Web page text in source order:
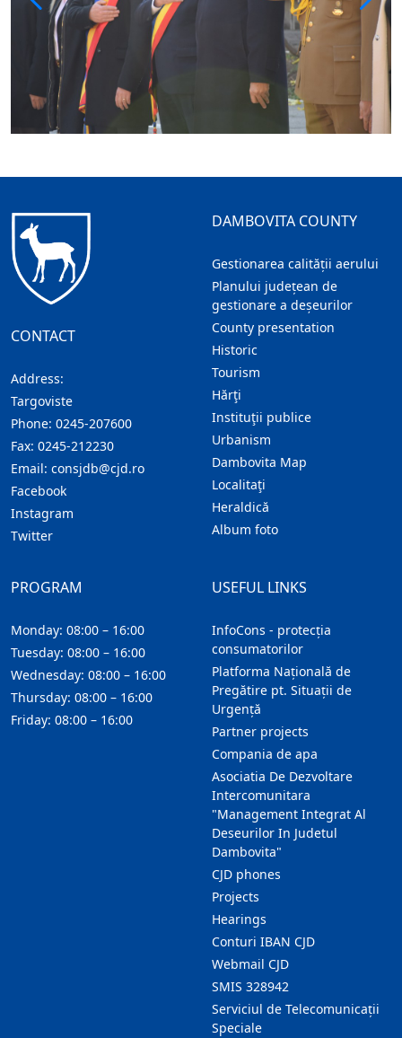
CONTACT
Address:
Targoviste
Phone: 0245-207600
Fax: 0245-212230
Email: consjdb@cjd.ro
Facebook
Instagram
Twitter
DAMBOVITA COUNTY
Gestionarea calității aerului
Planului județean de
gestionare a deșeurilor
County presentation
Historic
Tourism
Hărţi
Instituţii publice
Urbanism
Dambovita Map
Localitaţi
Heraldică
Album foto
USEFUL LINKS
InfoCons - protecția
consumatorilor
Platforma Națională de
Pregătire pt. Situații de
Urgență
Partner projects
Compania de apa
Asociatia De Dezvoltare
Intercomunitara
"Management Integrat Al
Deseurilor In Judetul
Dambovita"
CJD phones
Projects
Hearings
Conturi IBAN CJD
Webmail CJD
SMIS 328942
Serviciul de Telecomunicații
Speciale
PROGRAM
Monday: 08:00 – 16:00
Tuesday: 08:00 – 16:00
Wednesday: 08:00 – 16:00
Thursday: 08:00 – 16:00
Friday: 08:00 – 16:00